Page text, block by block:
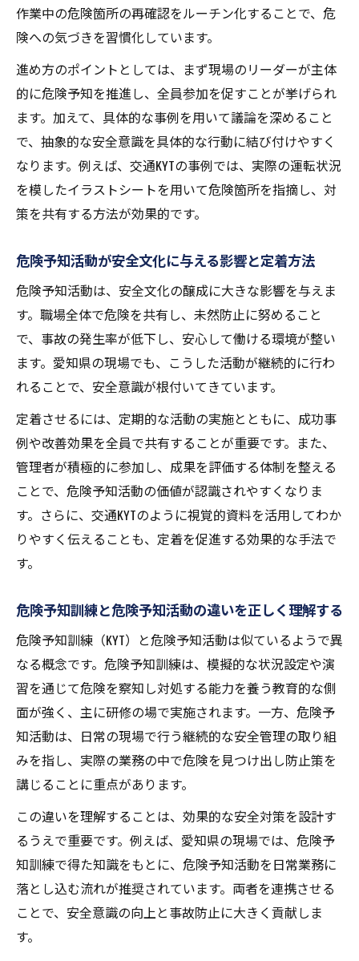
イラストシート集で深めるKYTの実践力
危険予知に役立つイラストシート集の選び
方
交通危険予知訓練イラストシート集の活用
法
無料シートで始める危険予知トレーニング
の実際
イラストを使った危険予知の効果的な進行
方法
夫
模範解答で理解する危険予知トレーニング
危険予知トレーニングにおける模範解答の
意義
交通KYT模範解答を活かした学びのポイント
トラック運転での危険予知例題と解答の工
夫
現場教育に役立つ危険予知模範解答の活用
法
危険予知力向上につながる解答の見極め方
運転現場で役立つ交通危険予知の極意
交通危険予知のスキルを高める実践的な方
法
現場スタッフと行う危険予知の意識共有術
危険予知トレーニング例題で深める理解と
応用
運転時の危険予知が事故防止に直結する理
由
作業中の危険箇所の再確認をルーチン化することで、危
険への気づきを習慣化しています。
進め方のポイントとしては、まず現場のリーダーが主体
的に危険予知を推進し、全員参加を促すことが挙げられ
ます。加えて、具体的な事例を用いて議論を深めること
で、抽象的な安全意識を具体的な行動に結び付けやすく
なります。例えば、交通KYTの事例では、実際の運転状況
を模したイラストシートを用いて危険箇所を指摘し、対
策を共有する方法が効果的です。
危険予知活動が安全文化に与える影響と定着方法
危険予知活動は、安全文化の醸成に大きな影響を与えま
す。職場全体で危険を共有し、未然防止に努めること
で、事故の発生率が低下し、安心して働ける環境が整い
ます。愛知県の現場でも、こうした活動が継続的に行わ
れることで、安全意識が根付いてきています。
定着させるには、定期的な活動の実施とともに、成功事
例や改善効果を全員で共有することが重要です。また、
管理者が積極的に参加し、成果を評価する体制を整える
ことで、危険予知活動の価値が認識されやすくなりま
す。さらに、交通KYTのように視覚的資料を活用してわか
りやすく伝えることも、定着を促進する効果的な手法で
す。
危険予知訓練と危険予知活動の違いを正しく理解する
危険予知訓練（KYT）と危険予知活動は似ているようで異
なる概念です。危険予知訓練は、模擬的な状況設定や演
習を通じて危険を察知し対処する能力を養う教育的な側
面が強く、主に研修の場で実施されます。一方、危険予
知活動は、日常の現場で行う継続的な安全管理の取り組
みを指し、実際の業務の中で危険を見つけ出し防止策を
講じることに重点があります。
この違いを理解することは、効果的な安全対策を設計す
るうえで重要です。例えば、愛知県の現場では、危険予
知訓練で得た知識をもとに、危険予知活動を日常業務に
落とし込む流れが推奨されています。両者を連携させる
ことで、安全意識の向上と事故防止に大きく貢献しま
す。